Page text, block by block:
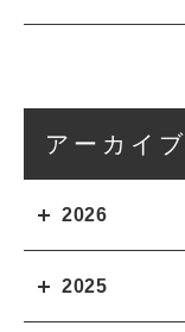
アーカイブ
2026
2025